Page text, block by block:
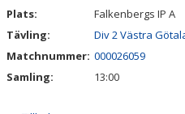
MATCHER
Plats:
Falkenbergs IP A
Tävling:
Div 2 Västra
Matchnummer: 000026059
Samling:
13:00